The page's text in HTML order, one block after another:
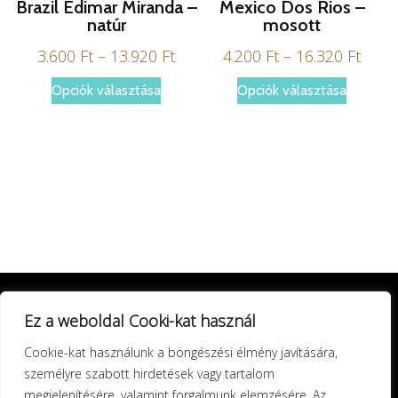
Ez a weboldal Cooki-kat használ
Cookie-kat használunk a böngészési élmény javítására,
személyre szabott hirdetések vagy tartalom
Brazil Edimar Miranda –
natúr
3.600 Ft – 13.920 FtÁrtartomány:
Opciók választásaEnnek
változatok
termékoldalon
választhatók
ki
Mexico Dos Rios –
mosott
4.200 Ft – 16.320 Ft
Opciók választásaEnnek